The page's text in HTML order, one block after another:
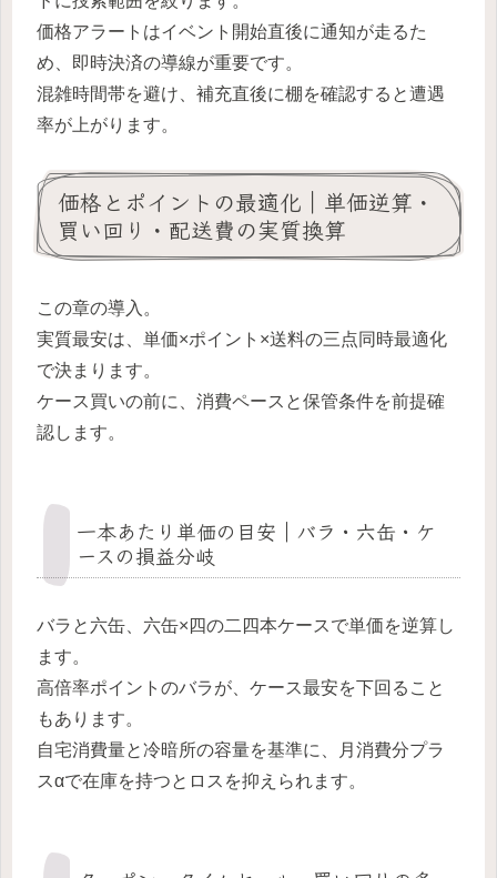
価格アラートはイベント開始直後に通知が走るた
め、即時決済の導線が重要です。
混雑時間帯を避け、補充直後に棚を確認すると遭遇
率が上がります。
価格とポイントの最適化｜単価逆算・
買い回り・配送費の実質換算
この章の導入。
実質最安は、単価×ポイント×送料の三点同時最適化
で決まります。
ケース買いの前に、消費ペースと保管条件を前提確
認します。
一本あたり単価の目安｜バラ・六缶・ケ
ースの損益分岐
バラと六缶、六缶×四の二四本ケースで単価を逆算し
ます。
高倍率ポイントのバラが、ケース最安を下回ること
もあります。
自宅消費量と冷暗所の容量を基準に、月消費分プラ
スαで在庫を持つとロスを抑えられます。